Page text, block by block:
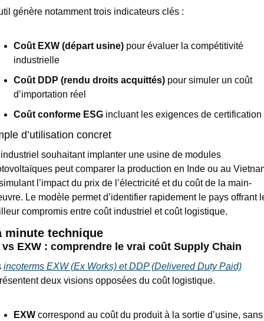
génère notamment trois indicateurs clés :
Coût EXW (départ usine) pour évaluer la compétitivité
industrielle
Coût DDP (rendu droits acquittés) pour simuler un coût
d’importation réel
Coût conforme ESG incluant les exigences de certification
d’utilisation concret
souhaitant implanter une usine de modules
peut comparer la production en Inde ou au
l’impact du prix de l’électricité et du coût de la main-
Le modèle permet d’identifier rapidement le pays offrant
compromis entre coût industriel et coût logistique.
minute technique
vs EXW : comprendre le vrai coût Supply Chain
incoterms EXW (Ex Works) et DDP (Delivered Duty Paid)
deux visions opposées du coût logistique.
EXW correspond au coût du produit à la sortie d’usine, sans